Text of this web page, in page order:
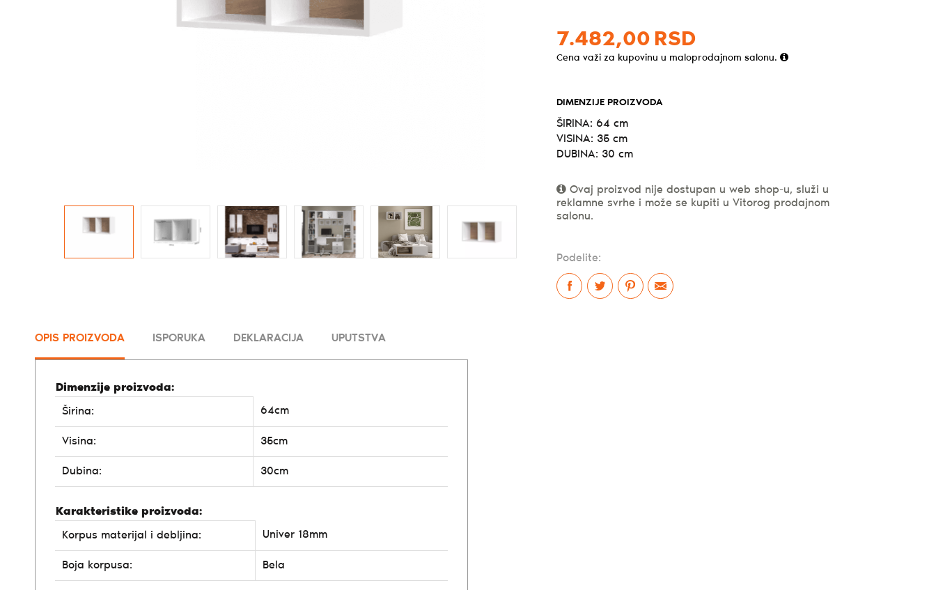
7.482,00 RSD
Cena važi za kupovinu u maloprodajnom salonu.
DIMENZIJE PROIZVODA
ŠIRINA: 64 cm
VISINA: 35 cm
DUBINA: 30 cm
Ovaj proizvod nije dostupan u web shop-u, služi u
reklamne svrhe i može se kupiti u Vitorog prodajnom
salonu.
Podelite:
OPIS PROIZVODA ISPORUKA DEKLARACIJA UPUTSTVA
Dimenzije proizvoda:
Širina:
64cm
Visina: 35cm
Dubina: 30cm
Karakteristike proizvoda:
Korpus materijal i debljina:
Univer 18mm
Boja korpusa: Bela